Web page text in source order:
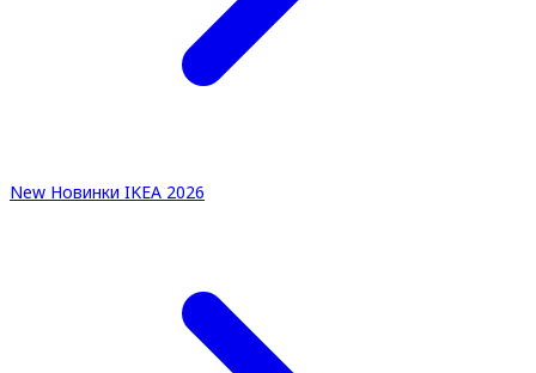
New Новинки IKEA 2026